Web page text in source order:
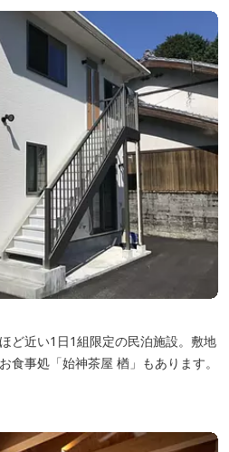
ど近い1日1組限定の民泊施設。敷地
食事処「始神茶屋 楢」もあります。